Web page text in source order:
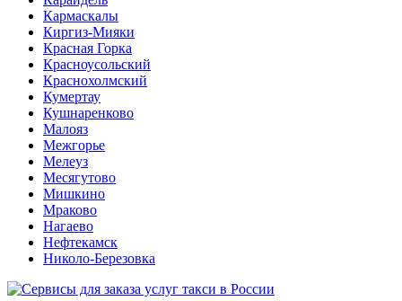
Кармаскалы
Киргиз-Мияки
Красная Горка
Красноусольский
Краснохолмский
Кумертау
Кушнаренково
Малояз
Межгорье
Мелеуз
Месягутово
Мишкино
Мраково
Нагаево
Нефтекамск
Николо-Березовка